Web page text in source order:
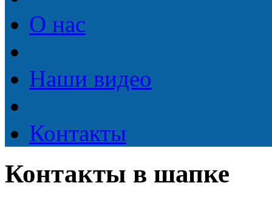
О нас
Наши видео
Контакты
Контакты в шапке